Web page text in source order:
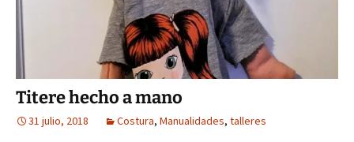
Titere hecho a mano
31 julio, 2018 Costura, Manualidades, talleres